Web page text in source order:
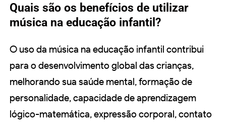
Quais são os benefícios de utilizar
música na educação infantil?
O uso da música na educação infantil contribui
para o desenvolvimento global das crianças,
melhorando sua saúde mental, formação de
personalidade, capacidade de aprendizagem
lógico-matemática, expressão corporal, contato